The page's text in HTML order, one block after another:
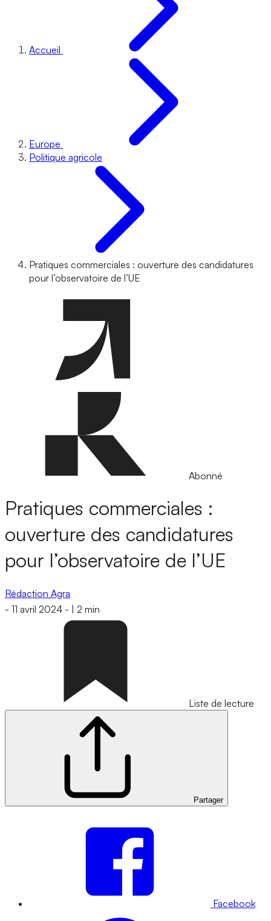
Accueil
Europe
Politique agricole
Pratiques commerciales : ouverture des candidatures
pour l’observatoire de l’UE
Abonné
Pratiques commerciales :
ouverture des candidatures
pour l’observatoire de l’UE
Rédaction Agra
- 11 avril 2024 - 2 min
Liste de lecture
Partager
Facebook